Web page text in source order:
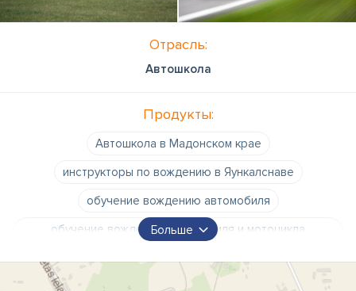
Отрасль:
Автошкола
Продукты:
Автошкола в Мадонском крае
инструкторы по вождению в Яункалснаве
обучение вождению автомобиля
обучение вождению автомобиля и мотоцикла
Яункалснава
практические занятия по вождению автомобиля и
мотоцикла в Яункалснаве
Больше